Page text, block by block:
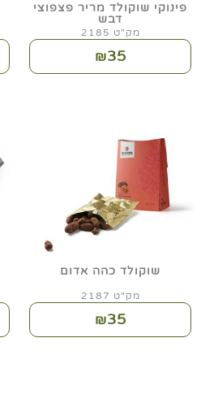
פינוקי שוקולד מריר פצפוצי
דבש
מק"ט 2185
₪35
שוקולד כהה אדום
מק"ט 2187
₪35